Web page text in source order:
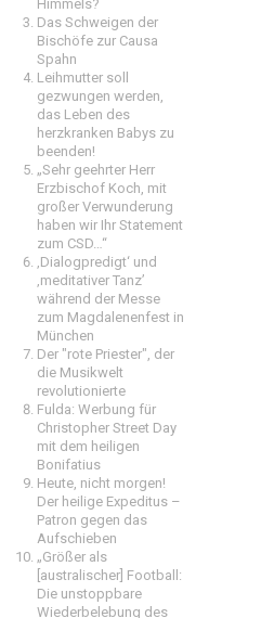
Himmels?
Das Schweigen der
Bischöfe zur Causa
Spahn
Leihmutter soll
gezwungen werden,
das Leben des
herzkranken Babys zu
beenden!
„Sehr geehrter Herr
Erzbischof Koch, mit
großer Verwunderung
haben wir Ihr Statement
zum CSD…“
‚Dialogpredigt‘ und
‚meditativer Tanz’
während der Messe
zum Magdalenenfest in
München
Der "rote Priester", der
die Musikwelt
revolutionierte
Fulda: Werbung für
Christopher Street Day
mit dem heiligen
Bonifatius
Heute, nicht morgen!
Der heilige Expeditus –
Patron gegen das
Aufschieben
„Größer als
[australischer] Football:
Die unstoppbare
Wiederbelebung des